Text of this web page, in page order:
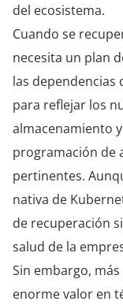
del ecosistema.
Cuando se
necesita un plan
las dependencias
para reflejar los
almacenamiento
programación de
pertinentes.
nativa de
de recuperación
salud de la
Sin embargo,
enorme valor en